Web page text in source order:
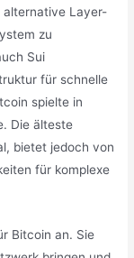
alternative Layer-
zu
Sui
für schnelle
spielte in
Die älteste
bietet jedoch von
für komplexe
Bitcoin an. Sie